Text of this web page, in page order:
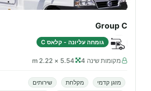
Group C
גומחה עליונה - קלאס C
מקומות שינה 4 5.54 × 2.22 m
מזגן קדמי מקלחת
שירותים